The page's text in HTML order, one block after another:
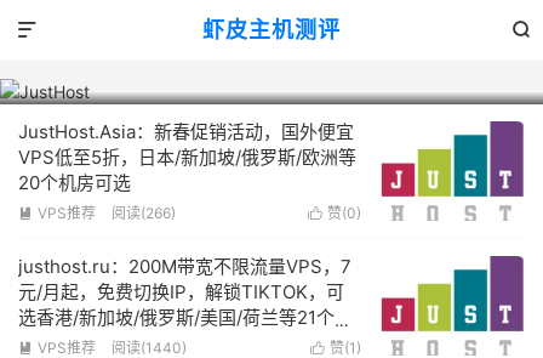
虾皮主机测评 


JustHost.Asia：新春促销活动，国外便宜
VPS低至5折，日本/新加坡/俄罗斯/欧洲等
20个机房可选
 赞(0)
 VPS推荐 阅读(266)
justhost.ru：200M带宽不限流量VPS，7
元/月起，免费切换IP，解锁TIKTOK，可
选香港/新加坡/俄罗斯/美国/荷兰等21个机
房
 赞(1 )
 VPS推荐 阅读(1440)